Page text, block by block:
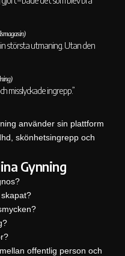
största utmaning. Utan den
misslyckade ingrepp.”
använder sin plattform
skönhetsingrepp och
Gynning
offentlig person och